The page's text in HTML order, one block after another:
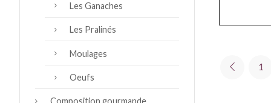
1
Les Ganaches
Les Pralinés
Moulages
Oeufs